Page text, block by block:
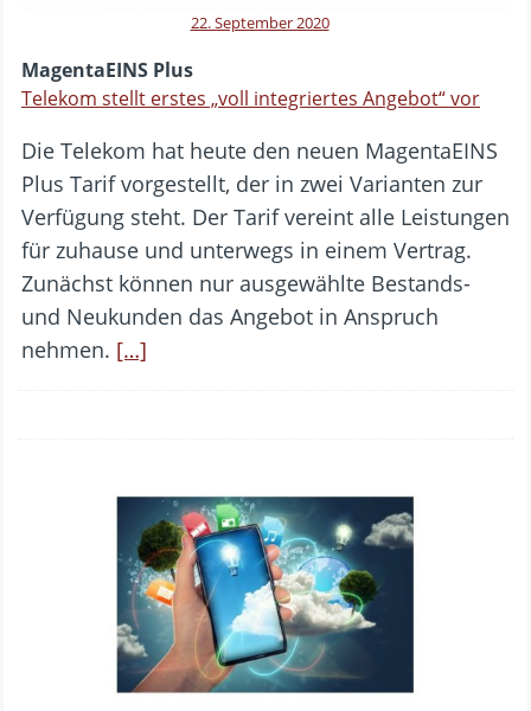
22. September 2020
MagentaEINS Plus
Telekom stellt erstes „voll integriertes Angebot“ vor
Die Telekom hat heute den neuen MagentaEINS
Plus Tarif vorgestellt, der in zwei Varianten zur
Verfügung steht. Der Tarif vereint alle Leistungen
für zuhause und unterwegs in einem Vertrag.
Zunächst können nur ausgewählte Bestands-
und Neukunden das Angebot in Anspruch
nehmen. […]